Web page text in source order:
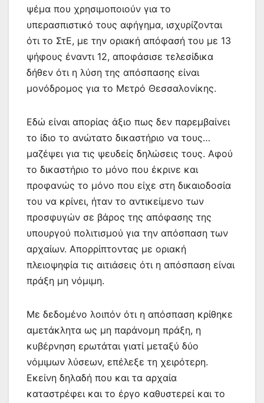
ψέμα που χρησιμοποιούν για το
υπερασπιστικό τους αφήγημα, ισχυρίζονται
ότι το ΣτΕ, με την οριακή απόφασή του με 13
ψήφους έναντι 12, αποφάσισε τελεσίδικα
δήθεν ότι η λύση της απόσπασης είναι
μονόδρομος για το Μετρό Θεσσαλονίκης.
Εδώ είναι απορίας άξιο πως δεν παρεμβαίνει
το ίδιο το ανώτατο δικαστήριο να τους…
μαζέψει για τις ψευδείς δηλώσεις τους. Αφού
το δικαστήριο το μόνο που έκρινε και
προφανώς το μόνο που είχε στη δικαιοδοσία
του να κρίνει, ήταν το αντικείμενο των
προσφυγών σε βάρος της απόφασης της
υπουργού πολιτισμού για την απόσπαση των
αρχαίων. Απορρίπτοντας με οριακή
πλειοψηφία τις αιτιάσεις ότι η απόσπαση είναι
πράξη μη νόμιμη.
Με δεδομένο λοιπόν ότι η απόσπαση κρίθηκε
αμετάκλητα ως μη παράνομη πράξη, η
κυβέρνηση ερωτάται γιατί μεταξύ δύο
νόμιμων λύσεων, επέλεξε τη χειρότερη.
Εκείνη δηλαδή που και τα αρχαία
καταστρέφει και το έργο καθυστερεί και το